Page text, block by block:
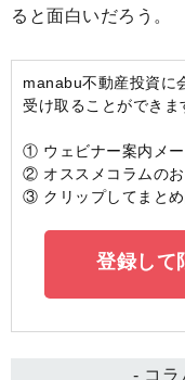
ると面白いだろう。
manabu不動産投資に
受け取ることができま
① ウェビナー案内メー
② オススメコラムのお
③ クリップしてまと
登録して
- コラ